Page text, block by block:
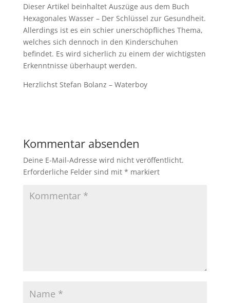
Dieser Artikel beinhaltet Auszüge aus dem Buch
Hexagonales Wasser – Der Schlüssel zur Gesundheit.
Allerdings ist es ein schier unerschöpfliches Thema,
welches sich dennoch in den Kinderschuhen
befindet. Es wird sicherlich zu einem der wichtigsten
Erkenntnisse überhaupt werden.
Herzlichst Stefan Bolanz – Waterboy
Kommentar absenden
Deine E-Mail-Adresse wird nicht veröffentlicht.
Erforderliche Felder sind mit * markiert